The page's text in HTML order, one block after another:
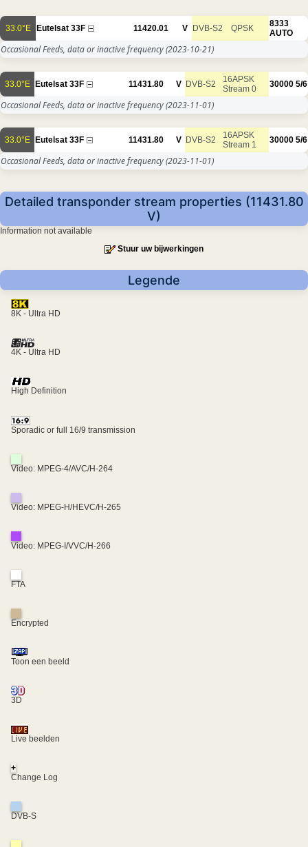
33.0°E Eutelsat 33F 11420.01 V DVB-S2 QPSK
8333
AUTO
Occasional Feeds, data or inactive frequency(2023-10-21)
33.0°E Eutelsat 33F 11431.80 V DVB-S2
16APSK
Stream 0
30000 5/6
Occasional Feeds, data or inactive frequency(2023-11-01)
33.0°E Eutelsat 33F 11431.80 V DVB-S2
16APSK
Stream 1
30000 5/6
Occasional Feeds, data or inactive frequency(2023-11-01)
Detailed transponder stream properties (11431.80
V)
Information not available
Stuur uw bijwerkingen
Legende
8K - Ultra HD
4K - Ultra HD
High Definition
Sporadic or full 16/9 transmission
Video: MPEG-4/AVC/H-264
Video: MPEG-H/HEVC/H-265
Video: MPEG-I/VVC/H-266
FTA
Encrypted
Toon een beeld
3D
Live beelden
+
Change Log
DVB-S